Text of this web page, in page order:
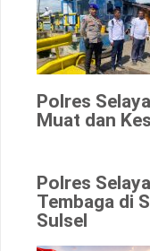
Polres
Muat dan
Polres
Tembaga di
Sulsel